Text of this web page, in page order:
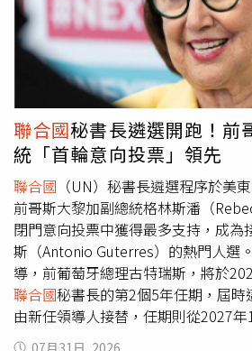
震災募款專戶，前總統蔡英文也公
陸續發起募款及物資援助，以實際
外界聚焦日本感謝名單是否提及台
示，日本目前仍全力投入救災工作，
此時更重要的是持續提供援助，而
單。他認為，朋友之間本就應在遭遇
身為國際社會的一員，面對重大天災
的責任。除了外交禮儀引發討論外，
報導，政大國際事務學院日本研究學
此事件也可從國際政治角度觀察。他
年9月舉行峰會，雙方正處於重新調
期，日本在涉台議題上的公開表態勢
第一時間未高調提及台灣，可能是基
感時機刺激北京，進一步增加區域外
調，這屬於學術分析，並非日本政府
出，熊本震災同時也是高市內閣執政
遺產為核心。他形容這項決定是為
產」，同時強化「下一代孩子的未
改為「瑙埃羅」（Naoero），其國
人」（dei-Naoero）。政府為此已經
國家，有關名稱變更的消息，目前
開。據悉，「諾魯」這個名稱源自歐
的原始名稱「瑙埃羅」因為殖民者認
並沿用至今。該地先是在19世紀末被
又被大日本帝國佔領，而在戰間期及
西蘭和英國共管，直到1968年才獨
小的國家，僅次於梵蒂岡城國（
（Principality of Monaco），人口約
是，諾魯語，也就是在當地被稱為
Naoero）的語言，已被聯合國 教科
為「極度瀕危」（severely
言目前仍在社區中使用，但尚未被納
聯合國秘書長遴選開跑！前
統「首輪意向投票」領先
聯合國 （UN）秘書長遴選程序於美
前哥斯大黎加副總統格林斯潘（
閉門意向投票中獲得最多支持，成為
斯（Antonio Guterres）的熱門人選
導，前葡萄牙總理古特瑞斯，將於
聯合國秘書長的第2個5年任期，屆
由新任領導人接替，任期則從2027
合國秘書長古特瑞斯（Antonio